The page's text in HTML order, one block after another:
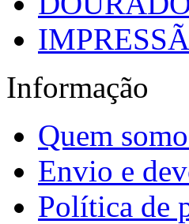
Informação
Quem
Envio e
Política de